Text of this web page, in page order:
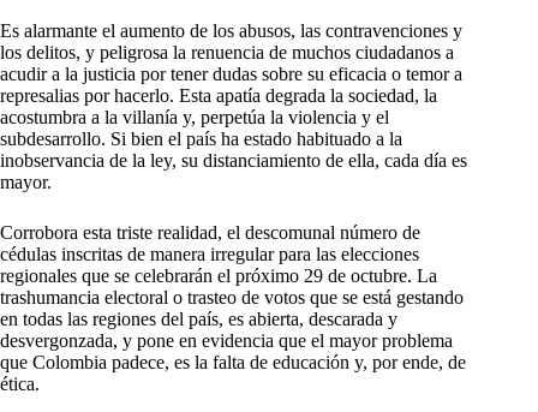
Es alarmante el aumento de los abusos, las contravenciones y
los delitos, y peligrosa la renuencia de muchos ciudadanos a
acudir a la justicia por tener dudas sobre su eficacia o temor a
represalias por hacerlo. Esta apatía degrada la sociedad, la
acostumbra a la villanía y, perpetúa la violencia y el
subdesarrollo. Si bien el país ha estado habituado a la
inobservancia de la ley, su distanciamiento de ella, cada día es
mayor.
Corrobora esta triste realidad, el descomunal número de
cédulas inscritas de manera irregular para las elecciones
regionales que se celebrarán el próximo 29 de octubre. La
trashumancia electoral o trasteo de votos que se está gestando
en todas las regiones del país, es abierta, descarada y
desvergonzada, y pone en evidencia que el mayor problema
que Colombia padece, es la falta de educación y, por ende, de
ética.